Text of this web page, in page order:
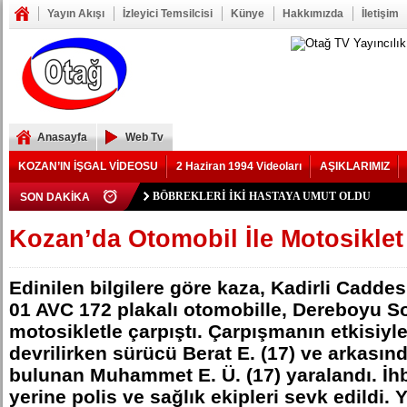
Yayın Akışı İzleyici Temsilcisi Künye Hakkımızda İletişim
Anasayfa Web Tv
KOZAN’IN İŞGAL VİDEOSU 2 Haziran 1994 Videoları AŞIKLARIMIZ
SON DAKİKA
YIKILAN İMAM HATİP LİSESİ ALANINDA YOL
73 yaşındaki Yusuf Seğmen, 23 Yıl Aradan Sonra
Şerif Köşeli, MHP Kozan İlçe Kongresi’ne Katılmadı.
ZAFER YEĞENOĞLU, YENİ PARTİ KOZAN
YASSIÇALI-KAYHAN YOLUNDAKİ KAZANIN
Polis Memuru Serkan Duru Son Yolculuğuna
Kozan Gedikli Köyü’nde Otomobil Takla Attı: 1’i
Eskimantaş Köyü Muhtarı Mustafa Aköz, tedavi
FEKE’DE ELEKTRİK TEPKİSİ: ÇONDU
KOZAN’DA TRAFİK KAZASI 7 KİŞİ YARALANDI
BÖBREKLERİ İKİ HASTAYA UMUT OLDU
DAMDAN DÜŞEN OĞUZHAN BÜYÜMEZ, 4
Feke’de Yeni Parti İlçe Başkanlığı İçin Öncü Tok
Kozan’daki Orman Yangını Büyük Oranda Kontrol
Mansurlu Yol Kavşağı’nda İki Otomobil Çarpıştı: 2
Kozan’da Otomobil İle Motosiklet
Edinilen bilgilere göre kaza, Kadirli
01 AVC 172 plakalı otomobille, Dereboyu
motosikletle çarpıştı. Çarpışmanın
devrilirken sürücü Berat E. (17) ve
bulunan Muhammet E. Ü. (17) yaralandı.
yerine polis ve sağlık ekipleri sevk edildi.